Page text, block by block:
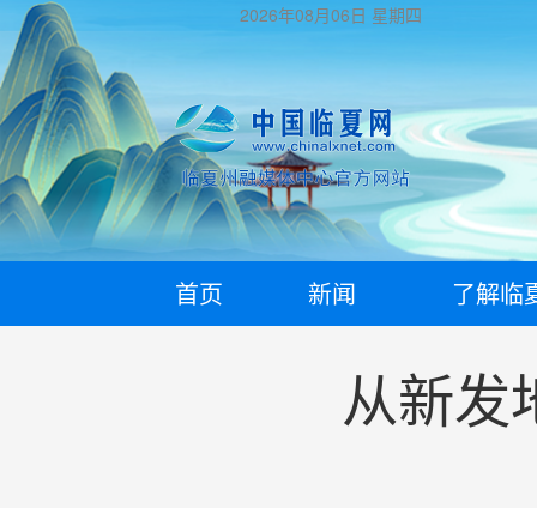
2026年08月06日 星期四
首页 新闻 了解临
从新发